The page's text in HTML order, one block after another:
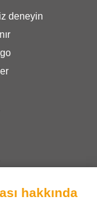
deneyin
hakkında